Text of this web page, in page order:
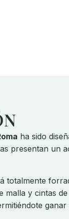
ha sido
presentan un
totalmente
y cintas